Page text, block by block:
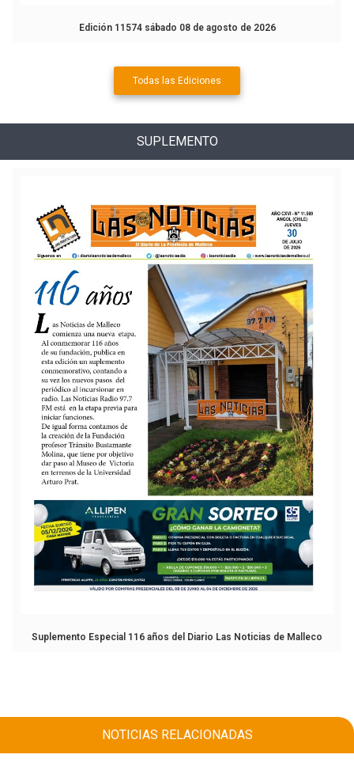
Edición 11574 sábado 08 de agosto de 2026
Todas las Ediciones
SUPLEMENTO
Suplemento Especial 116 años del Diario Las Noticias de Malleco
NOTICIAS RELACIONADAS